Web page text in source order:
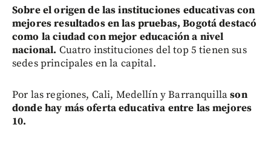
Sobre el origen de las instituciones educativas con
mejores resultados en las pruebas, Bogotá destacó
como la ciudad con mejor educación a nivel
nacional. Cuatro instituciones del top 5 tienen sus
sedes principales en la capital.
Por las regiones, Cali, Medellín y Barranquillason
donde hay más oferta educativa entre las mejores
10.